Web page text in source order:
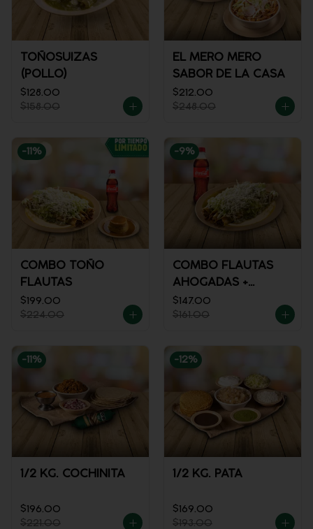
TOÑOSUIZAS
(POLLO)
$128.00
$158.00
EL MERO MERO
SABOR DE LA CASA
$212.00
$248.00
-11 %
COMBO TOÑO
FLAUTAS
$199.00
$224.00
-9%
COMBO FLAUTAS
AHOGADAS +
REFRESCO
$147.00
$161.00
-11 %
1/2 KG. COCHINITA
$196.00
$221.00
-12%
1/2 KG. PATA
$169.00
$193.00